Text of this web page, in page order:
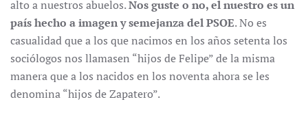
alto a nuestros abuelos.Nos guste o no, el nuestro es un
país hecho a imagen y semejanza del PSOE. No es
casualidad que a los que nacimos en los años setenta los
sociólogos nos llamasen “hijos de Felipe” de la misma
manera que a los nacidos en los noventa ahora se les
denomina “hijos de Zapatero”.